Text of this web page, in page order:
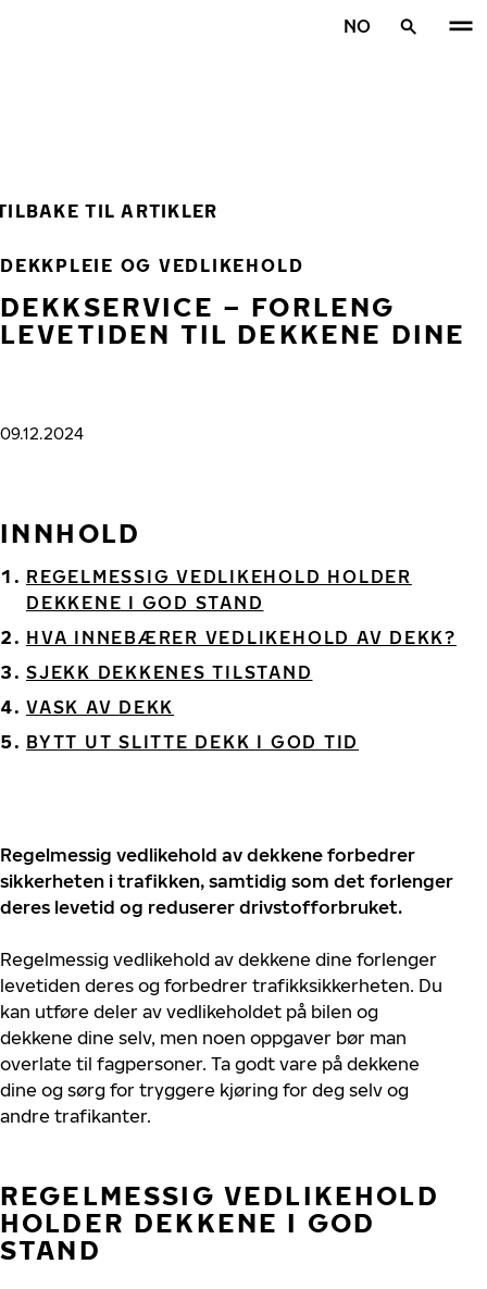
NO
TIL ARTIKLER
DEKKPLEIE OG VEDLIKEHOLD
DEKKSERVICE – FORLENG
LEVETIDEN TIL DEKKENE DINE
09.12.2024
INNHOLD
REGELMESSIG VEDLIKEHOLD HOLDER
DEKKENE I GOD STAND
HVA INNEBÆRER VEDLIKEHOLD AV DEKK?
SJEKK DEKKENES TILSTAND
VASK AV DEKK
BYTT UT SLITTE DEKK I GOD TID
Regelmessig vedlikehold av dekkene forbedrer
sikkerheten i trafikken, samtidig som det forlenger
deres levetid og reduserer drivstofforbruket.
Regelmessig vedlikehold av dekkene dine forlenger
levetiden deres og forbedrer trafikksikkerheten. Du
kan utføre deler av vedlikeholdet på bilen og
dekkene dine selv, men noen oppgaver bør man
overlate til fagpersoner. Ta godt vare på dekkene
dine og sørg for tryggere kjøring for deg selv og
andre trafikanter.
REGELMESSIG VEDLIKEHOLD
HOLDER DEKKENE I GOD
STAND